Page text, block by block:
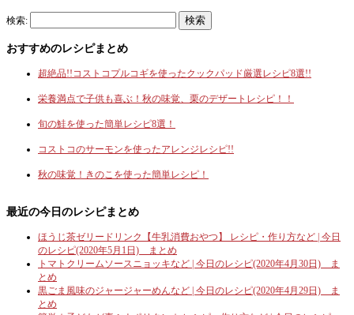
検索:
おすすめのレシピまとめ
超絶品!!コストコプルコギを使ったクックパッド厳選レシピ8選!!
栄養満点で子供も喜ぶ！秋の味覚、栗のデザートレシピ！！
旬の鮭を使った簡単レシピ8選！
コストコのサーモンを使ったアレンジレシピ!!
秋の味覚！きのこを使った簡単レシピ！
最近の今日のレシピまとめ
ほうじ茶ゼリードリンク【牛乳消費おやつ】 レシピ・作り方など | 今日
のレシピ(2020年5月1日) まとめ
トマトクリームソースニョッキなど | 今日のレシピ(2020年4月30日) ま
とめ
黒ごま風味のジャージャーめんなど | 今日のレシピ(2020年4月29日) ま
とめ